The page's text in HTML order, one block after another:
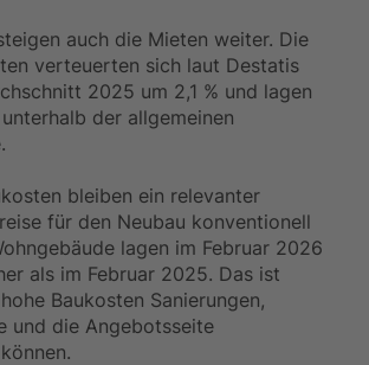
auch die Mieten weiter. Die
verteuerten sich laut Destatis
2025 um 2,1 % und lagen
der allgemeinen
bleiben ein relevanter
für den Neubau konventionell
lagen im Februar 2026
als im Februar 2025. Das ist
Baukosten Sanierungen,
und die Angebotsseite